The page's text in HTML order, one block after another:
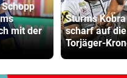
mit der
Sturms
scharf auf die
Torjäger-